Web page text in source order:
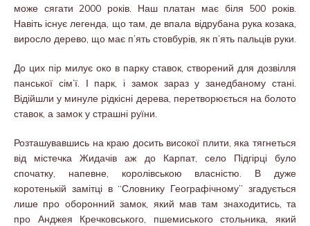
може сягати 2000 років. Наш платан має біля 500 років.
Навіть існує легенда, що там, де впала відрубана рука козака,
виросло дерево, що має п’ять стовбурів, як п’ять пальців руки.
До цих пір милує око в парку ставок, створений для дозвілля
панської сім’ї. І парк, і замок зараз у занедбаному стані.
Відійшли у минуле рідкісні дерева, перетворюється на болото
ставок, а замок у страшні руїни.
Розташувавшись на краю досить високої плити, яка тягнеться
від містечка Жидачів аж до Карпат, село Підгірці було
спочатку, напевне, королівською власністю. В дуже
коротенькій замітці в “Словнику Географічному” згадується
лише про оборонний замок, який мав там знаходитись, та
про Анджея Кречковського, пшемиського стольника, який